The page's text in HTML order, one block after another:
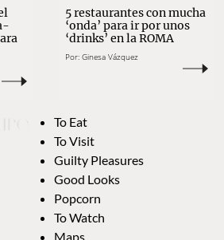
5 restaurantes con mucha
‘onda’ para ir por unos
‘drinks’ en la ROMA
Por: Ginesa Vázquez
To Eat
To Visit
Guilty Pleasures
Good Looks
Popcorn
To Watch
Maps